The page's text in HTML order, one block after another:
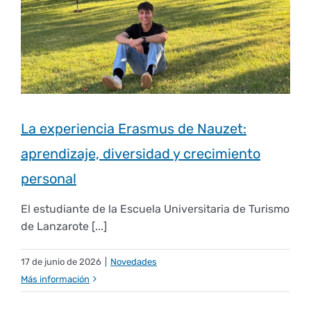
Comisiones
Personal
Empresas
Coordinador y tutores
Renovación acreditación
Memoria verificación
Informes
Impresos y formularios
Documentos
Impresos y formularios
Correo institucional
Delegación de Estudiantes
Estatuto estudiante universitario
Plan de acción tutorial
Programa Mentor
Primer Encuentro (2025)
Edición 2025 (UVL 2025)
Edición 2026 (UVL 2026)
La experiencia Erasmus de Nauzet:
aprendizaje, diversidad y crecimiento
personal
El estudiante de la Escuela Universitaria de Turismo
de Lanzarote [...]
17 de junio de 2026
Novedades
Más información